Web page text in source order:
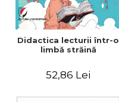
Didactica lecturii într-o
limbă străină
52,86 Lei